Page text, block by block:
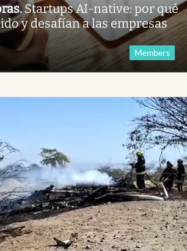
.Startups AI-native: por qué
y desafían a las empresas
Members